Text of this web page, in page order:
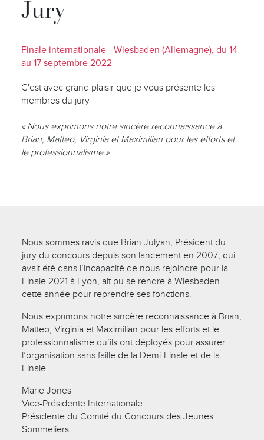
Jury
Finale internationale - Wiesbaden (Allemagne), du 14
au 17 septembre 2022
C'est avec grand plaisir que je vous présente les
membres du jury
« Nous exprimons notre sincère reconnaissance à
Brian, Matteo, Virginia et Maximilian pour les efforts et
le professionnalisme »
Nous sommes ravis que Brian Julyan, Président du
jury du concours depuis son lancement en 2007, qui
avait été dans l’incapacité de nous rejoindre pour la
Finale 2021 à Lyon, ait pu se rendre à Wiesbaden
cette année pour reprendre ses fonctions.
Nous exprimons notre sincère reconnaissance à Brian,
Matteo, Virginia et Maximilian pour les efforts et le
professionnalisme qu’ils ont déployés pour assurer
l’organisation sans faille de la Demi-Finale et de la
Finale.
Marie Jones
Vice-Présidente Internationale
Présidente du Comité du Concours des Jeunes
Sommeliers